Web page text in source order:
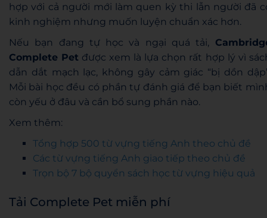
hợp với cả người mới làm quen kỳ thi lẫn người đã
kinh nghiệm nhưng muốn luyện chuẩn xác hơn.
Nếu bạn đang tự học và ngại quá tải,
Complete Pet được xem là lựa chọn rất hợp lý vì
dẫn dắt mạch lạc, không gây cảm giác “bị dồn
Mỗi bài học đều có phần tự đánh giá để bạn biết
còn yếu ở đâu và cần bổ sung phần nào.
Xem thêm:
Tổng hợp 500 từ vựng tiếng Anh theo chủ đề
Các từ vựng tiếng Anh giao tiếp theo chủ đề
Trọn bộ 7 bộ quyển sách học từ vựng hiệu quả
Tải Complete Pet miễn phí